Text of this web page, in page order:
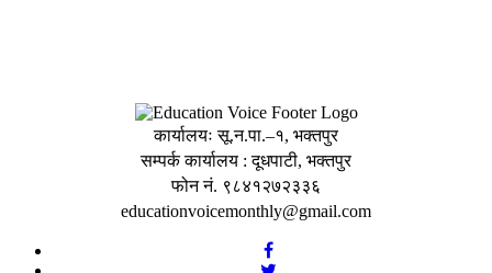
कार्यालयः सू.न.पा.–१, भक्तपुर
सम्पर्क कार्यालय : दूधपाटी, भक्तपुर
फोन नं. ९८४१२७२३३६
educationvoicemonthly@gmail.com